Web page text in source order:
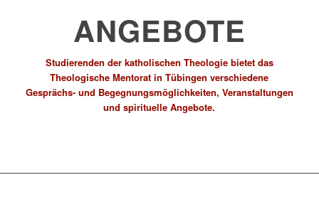
ANGEBOTE
Studierenden der katholischen Theologie bietet das
Theologische Mentorat in Tübingen verschiedene
Gesprächs- und Begegnungsmöglichkeiten, Veranstaltungen
und spirituelle Angebote.